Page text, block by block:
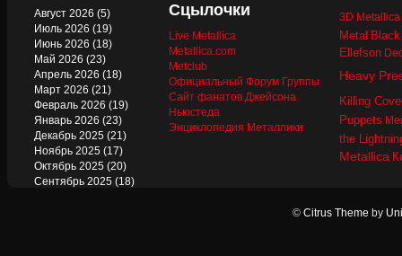
Август 2026 (5)
Июль 2026 (19)
Июнь 2026 (18)
Май 2026 (23)
Апрель 2026 (18)
Март 2026 (21)
Февраль 2026 (19)
Январь 2026 (23)
Декабрь 2025 (21)
Ноябрь 2025 (17)
Октябрь 2025 (20)
Сентябрь 2025 (18)
Сцылочки
Live Metallica
Metallica.com
Metclub
Официальный Форум Группы
Сайт фанатов Джейсона
Ньюстеда
Энциклопедия Металлики
3D
Metal
Ellefson
Heavy
Killing
Puppets
the
Metallica
© Citrus Theme by